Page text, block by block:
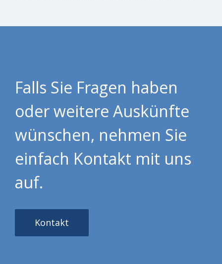
Falls Sie Fragen haben
oder weitere Auskünfte
wünschen, nehmen Sie
einfach Kontakt mit uns
auf.
Kontakt